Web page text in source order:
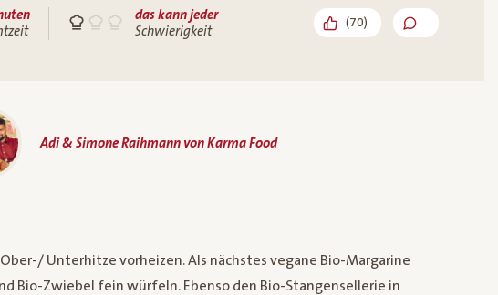
das kann jeder
Schwierigkeit
(70)
Adi & Simone Raihmann von Karma Food
Unterhitze vorheizen. Als nächstes vegane Bio-Margarine
Bio-Zwiebel fein würfeln. Ebenso den Bio-Stangensellerie in